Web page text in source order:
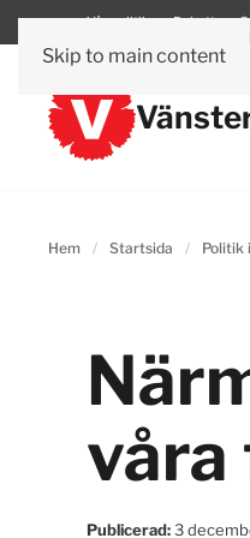
Skip to main content
Vår politik Debatt
Hem Startsida Politik
Publicerad:3